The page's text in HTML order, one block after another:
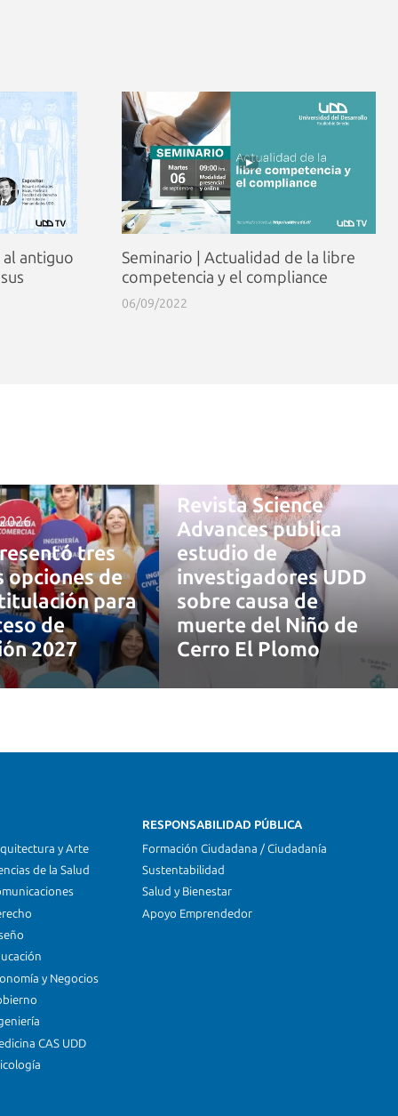
al antiguo
Seminario | Actualidad de la libre
competencia y el compliance
06/09/2022
tres
opciones de
para
de
2027
Revista Science
Advances publica
estudio de
investigadores UDD
sobre causa de
muerte del Niño de
Cerro El Plomo
y Arte
de la Salud
y Negocios
CAS UDD
RESPONSABILIDAD PÚBLICA
Formación Ciudadana / Ciudadanía
Sustentabilidad
Salud y Bienestar
Apoyo Emprendedor